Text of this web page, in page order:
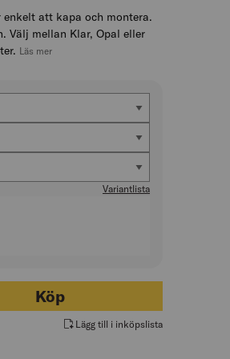
att kapa och montera.
Välj mellan Klar, Opal eller
Läs mer
Variantlista
OPAL KOMPL
Köp
Lägg till i inköpslista